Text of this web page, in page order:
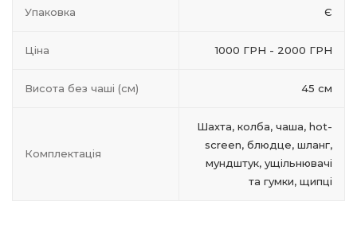
Упаковка Є
Ціна 1000 ГРН - 2000 ГРН
Висота без чаші (см) 45 см
Комплектація
Шахта, колба, чаша, hot-
screen, блюдце, шланг,
мундштук, ущільнювачі
та гумки, щипці